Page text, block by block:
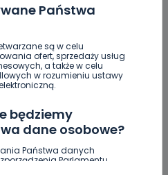
Państwa
są w celu
ofert, sprzedaży usług
a także w celu
w rozumieniu ustawy
będziemy
dane osobowe?
Państwa danych
Parlamentu
20:56